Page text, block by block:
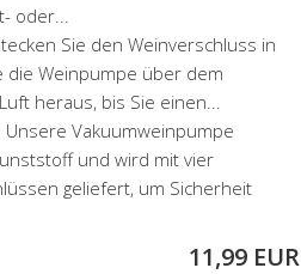
oder...
Sie den Weinverschluss in
die Weinpumpe über dem
heraus, bis Sie einen...
Unsere Vakuumweinpumpe
und wird mit vier
geliefert, um Sicherheit
11,99 EUR